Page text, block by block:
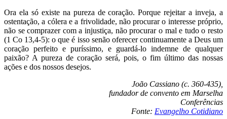
Ora ela só existe na pureza de coração. Porque rejeitar a inveja, a
ostentação, a cólera e a frivolidade, não procurar o interesse próprio,
não se comprazer com a injustiça, não procurar o mal e tudo o resto
(1 Co 13,4-5): o que é isso senão oferecer continuamente a Deus um
coração perfeito e puríssimo, e guardá-lo indemne de qualquer
paixão? A pureza de coração será, pois, o fim último das nossas
ações e dos nossos desejos.
João Cassiano (c. 360-435),
fundador de convento em Marselha
Conferências
Fonte: Evangelho Cotidiano